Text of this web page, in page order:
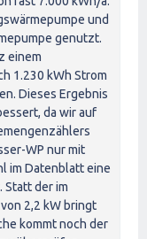
und
genutzt.
einem
1.230 kWh Strom
Dieses Ergebnis
da wir auf
WP nur mit
im Datenblatt eine
Statt der im
2,2 kW bringt
kommt noch der